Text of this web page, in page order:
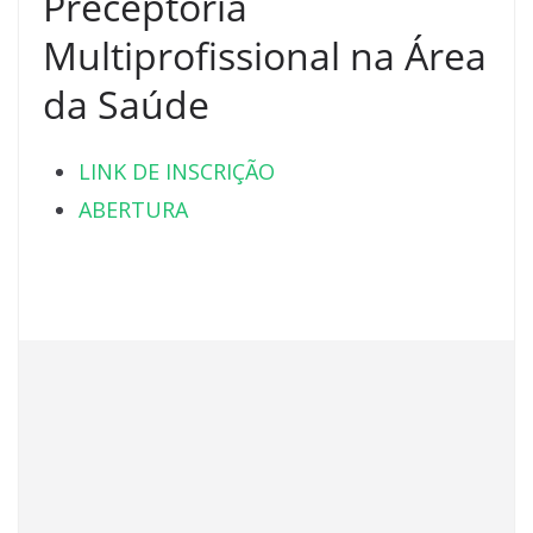
Multiprofissional na Área
da Saúde
LINK DE INSCRIÇÃO
ABERTURA